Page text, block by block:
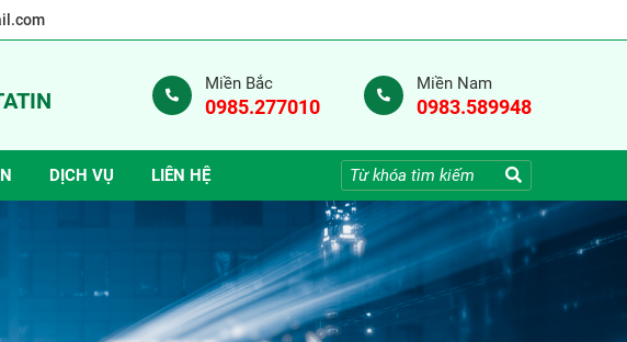
Miền Bắc
0985.277010
Miền Nam
0983.589948
DỊCH VỤ LIÊN HỆ